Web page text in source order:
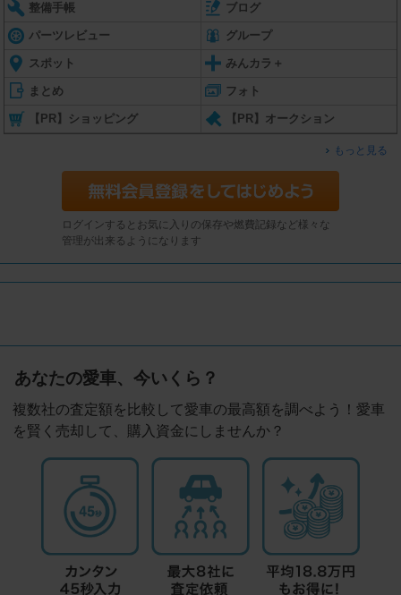
整備手帳 ブログ
パーツレビュー グループ
スポット みんカラ＋
まとめ フォト
【PR】ショッピング 【PR】オークション
もっと見る
ログインするとお気に入りの保存や燃費記録など様々な
管理が出来るようになります
あなたの愛車、今いくら？
複数社の査定額を比較して愛車の最高額を調べよう！愛車
を賢く売却して、購入資金にしませんか？